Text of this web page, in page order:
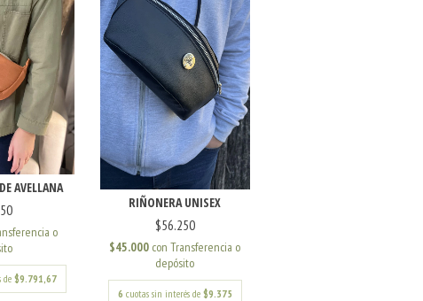
AVELLANA
o
de $9.791,67
RIÑONERA UNISEX
$56.250
$45.000 con Transferencia o
depósito
6 cuotas sin interés de $9.375